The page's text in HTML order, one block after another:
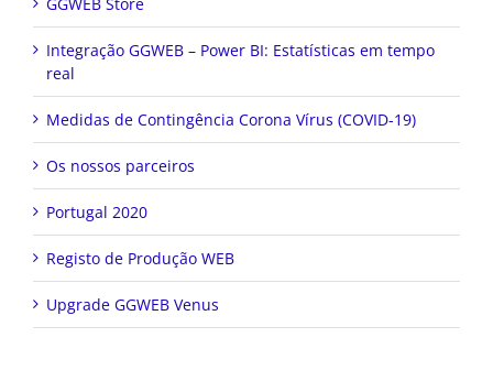
Integração GGWEB – Power BI: Estatísticas em tempo
real
Medidas de Contingência Corona Vírus (COVID-19)
Os nossos parceiros
Portugal 2020
Registo de Produção WEB
Upgrade GGWEB Venus